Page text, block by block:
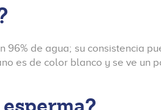
96% de agua; su consistencia
es de color blanco y se ve un